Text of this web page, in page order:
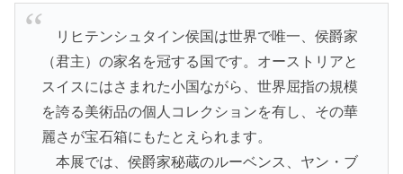
リヒテンシュタイン侯国は世界で唯一、侯爵家
（君主）の家名を冠する国です。オーストリアと
スイスにはさまれた小国ながら、世界屈指の規模
を誇る美術品の個人コレクションを有し、その華
麗さが宝石箱にもたとえられます。
本展では、侯爵家秘蔵のルーベンス、ヤン・ブ